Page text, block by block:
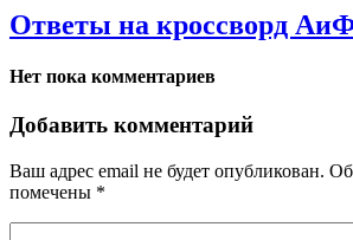
Ответы на кроссворд
Нет пока комментариев
Добавить комментарий
Ваш адрес email не будет опубликован.
помечены *